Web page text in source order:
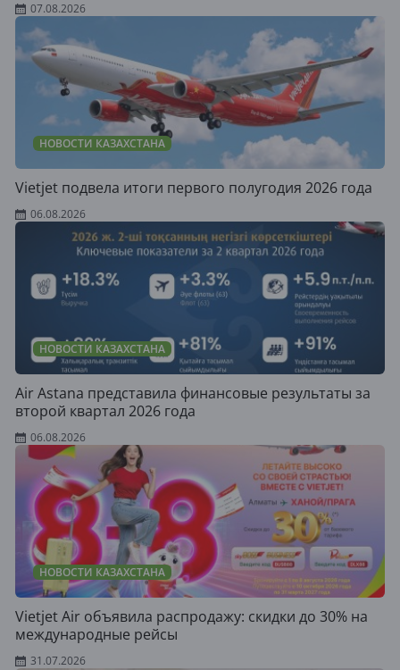
07.08.2026
НОВОСТИ КАЗАХСТАНА
Vietjet подвела итоги первого полугодия 2026 года
06.08.2026
НОВОСТИ КАЗАХСТАНА
Air Astana представила финансовые результаты за
второй квартал 2026 года
06.08.2026
НОВОСТИ КАЗАХСТАНА
Vietjet Air объявила распродажу: скидки до 30% на
международные рейсы
31.07.2026